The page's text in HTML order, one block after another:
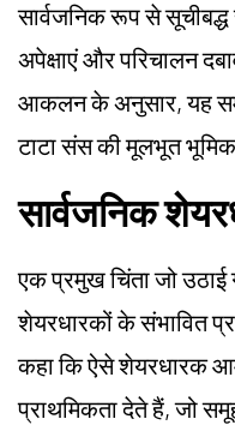
सार्वजनिक रूप से
अपेक्षाएं और परिचालन
आकलन के अनुसार, यह
टाटा संस की मूलभूत
सार्वजनिक
एक प्रमुख चिंता जो
शेयरधारकों के संभावित
कहा कि ऐसे शेयरधारक
प्राथमिकता देते हैं, जो